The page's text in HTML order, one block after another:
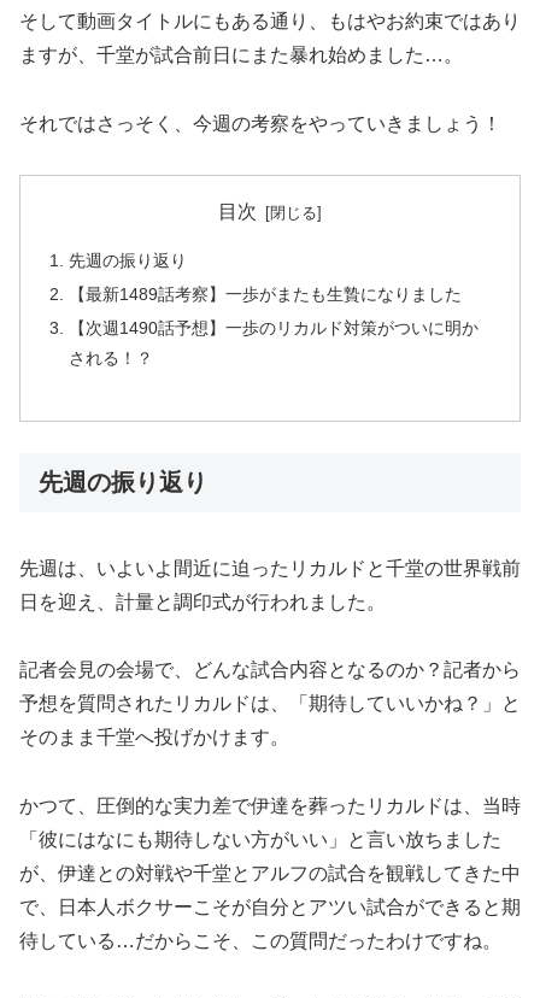
そして動画タイトルにもある通り、もはやお約束ではあり
ますが、千堂が試合前日にまた暴れ始めました…。
それではさっそく、今週の考察をやっていきましょう！
目次
先週の振り返り
【最新1489話考察】一歩がまたも生贄になりました
【次週1490話予想】一歩のリカルド対策がついに明か
される！？
先週の振り返り
先週は、いよいよ間近に迫ったリカルドと千堂の世界戦前
日を迎え、計量と調印式が行われました。
記者会見の会場で、どんな試合内容となるのか？記者から
予想を質問されたリカルドは、「期待していいかね？」と
そのまま千堂へ投げかけます。
かつて、圧倒的な実力差で伊達を葬ったリカルドは、当時
「彼にはなにも期待しない方がいい」と言い放ちました
が、伊達との対戦や千堂とアルフの試合を観戦してきた中
で、日本人ボクサーこそが自分とアツい試合ができると期
待している…だからこそ、この質問だったわけですね。